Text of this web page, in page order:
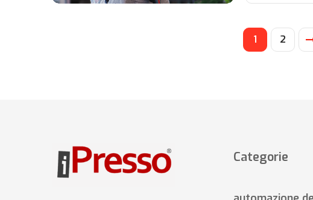
1 2
Categorie